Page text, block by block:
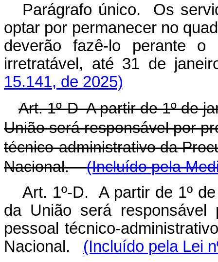
Parágrafo único. Os
optar por permanecer no
deverão fazê-lo perante o
irretratável, até 31 de
15.141, de 2025)
Art. 1º-D A partir de 1º de
União será responsável por
técnico-administrativo da
Nacional.(Incluído pela
Art. 1º-D. A partir de 1º
da União será
pessoal técnico-
Nacional.
(Incluído pela Lei